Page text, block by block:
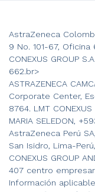
AstraZeneca
9 No. 101-67, Oficina
CONEXUS GROUP
662.br>
ASTRAZENECA
Corporate Center,
8764. LMT CONEXUS
MARIA SELEDON,
AstraZeneca Perú
San Isidro, Lima-
CONEXUS GROUP
407 centro
Información